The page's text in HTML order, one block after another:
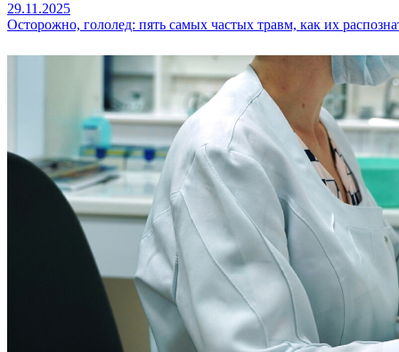
29.11.2025
Осторожно, гололед: пять самых частых травм, как их